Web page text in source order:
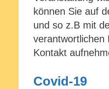
können Sie auf
und so z.B mit
verantwortlichen
Kontakt
Covid-19